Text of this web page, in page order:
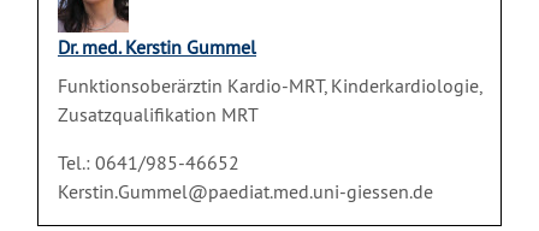
Dr. med. Kerstin Gummel
Funktionsoberärztin Kardio-MRT, Kinderkardiologie,
Zusatzqualifikation MRT
Tel.: 0641/985-46652
Kerstin.Gummel@paediat.med.uni-giessen.de